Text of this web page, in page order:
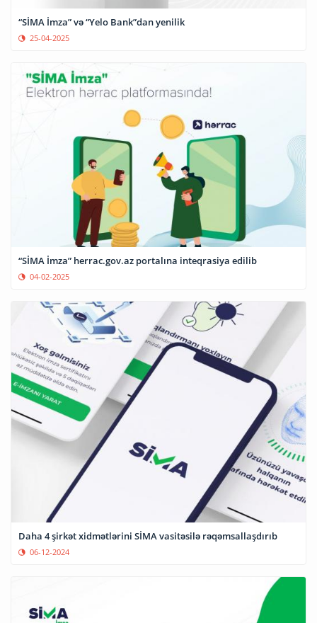
“SİMA İmza” və “Yelo Bank”dan yenilik
25-04-2025
“SİMA İmza” herrac.gov.az portalına inteqrasiya edilib
04-02-2025
Daha 4 şirkət xidmətlərini SİMA vasitəsilə rəqəmsallaşdırıb
06-12-2024